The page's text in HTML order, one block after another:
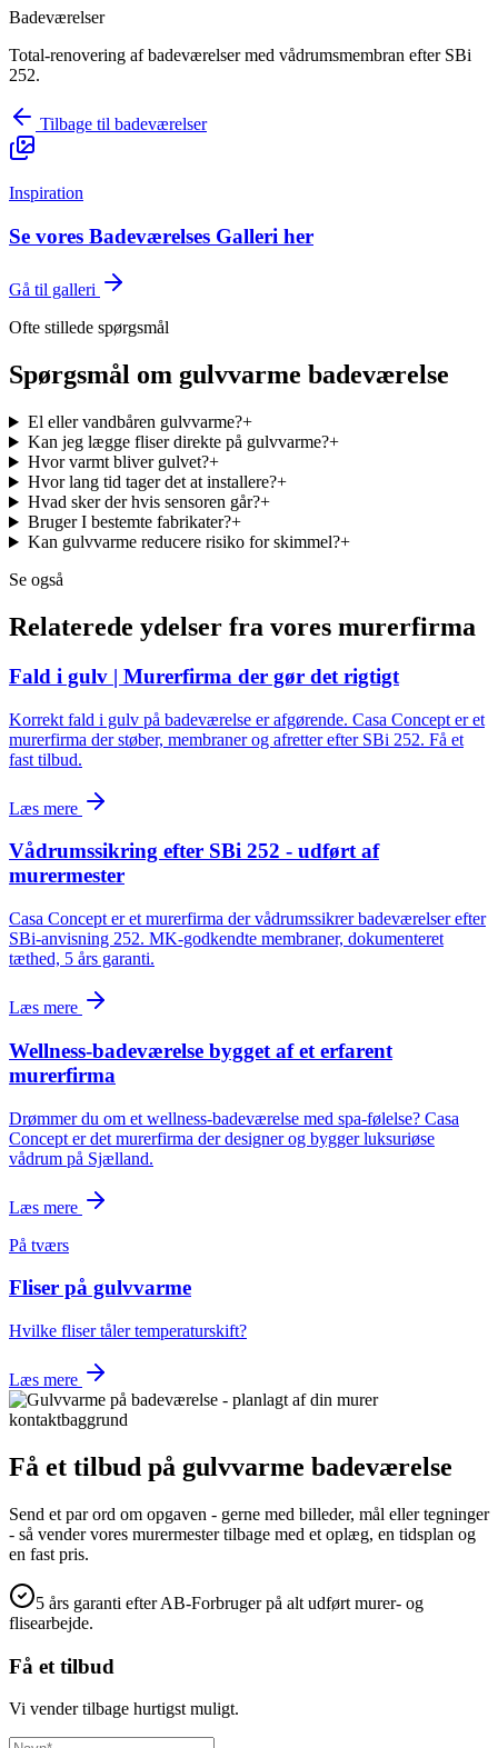
Badeværelser
Total-renovering af badeværelser med vådrumsmembran efter SBi
252.
Tilbage til badeværelser
Inspiration
Se vores Badeværelses Galleri her
Gå til galleri
Ofte stillede spørgsmål
Spørgsmål om gulvvarme badeværelse
El eller vandbåren gulvvarme?+
Kan jeg lægge fliser direkte på gulvvarme?+
Hvor varmt bliver gulvet?+
Hvor lang tid tager det at installere?+
Hvad sker der hvis sensoren går?+
Bruger I bestemte fabrikater?+
Kan gulvvarme reducere risiko for skimmel?+
Se også
Relaterede ydelser fra vores murerfirma
Fald i gulv | Murerfirma der gør det rigtigt
Korrekt fald i gulv på badeværelse er afgørende. Casa Concept er et
murerfirma der støber, membraner og afretter efter SBi 252. Få et
fast tilbud.
Læs mere
Vådrumssikring efter SBi 252 - udført af
murermester
Casa Concept er et murerfirma der vådrumssikrer badeværelser efter
SBi-anvisning 252. MK-godkendte membraner, dokumenteret
tæthed, 5 års garanti.
Læs mere
Wellness-badeværelse bygget af et erfarent
murerfirma
Drømmer du om et wellness-badeværelse med spa-følelse? Casa
Concept er det murerfirma der designer og bygger luksuriøse
vådrum på Sjælland.
Læs mere
På tværs
Fliser på gulvvarme
Hvilke fliser tåler temperaturskift?
Læs mere
Få et tilbud på gulvvarme badeværelse
Send et par ord om opgaven - gerne med billeder, mål eller tegninger
- så vender vores murermester tilbage med et oplæg, en tidsplan og
en fast pris.
5 års garanti efter AB-Forbruger på alt udført murer- og
flisearbejde.
Få et tilbud
Vi vender tilbage hurtigst muligt.